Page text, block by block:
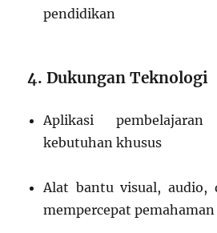
pendidikan
4. Dukungan Teknologi
Aplikasi
kebutuhan khusus
Alat bantu visual, audio,
mempercepat pemahaman